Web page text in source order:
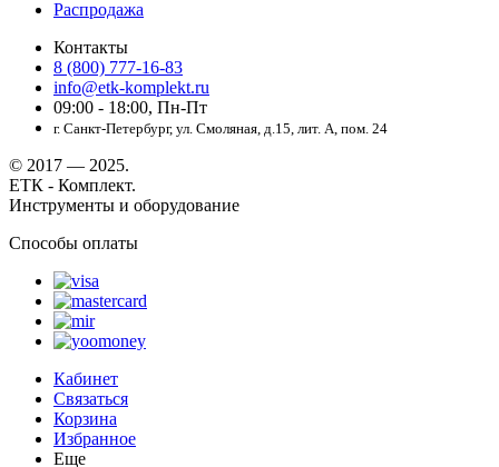
Распродажа
Контакты
8 (800) 777-16-83
info@etk-komplekt.ru
09:00 - 18:00, Пн-Пт
г. Санкт-Петербург, ул. Смоляная, д.15, лит. А, пом. 24
© 2017 — 2025.
ЕТК - Комплект.
Инструменты и оборудование
Способы оплаты
Кабинет
Связаться
Корзина
Избранное
Еще